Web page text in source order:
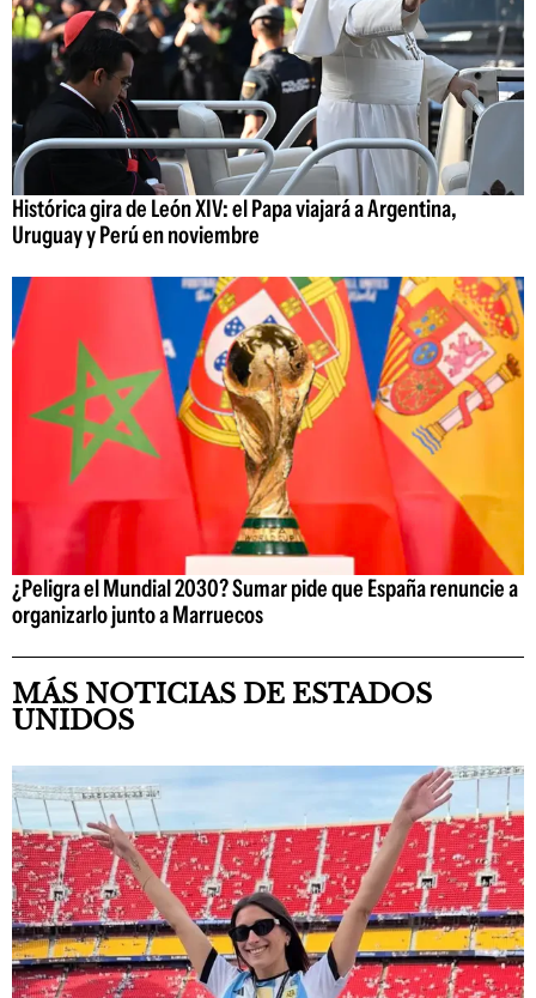
Histórica gira de León XIV: el Papa viajará a Argentina,
Uruguay y Perú en noviembre
¿Peligra el Mundial 2030? Sumar pide que España renuncie a
organizarlo junto a Marruecos
MÁS NOTICIAS DE ESTADOS
UNIDOS